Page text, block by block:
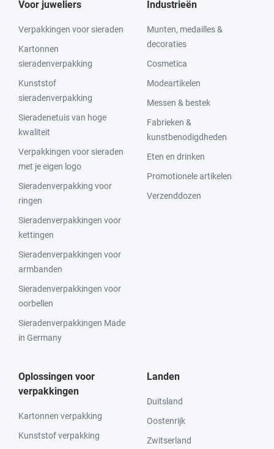
Voor juweliers
Verpakkingen voor sieraden
Kartonnen
sieradenverpakking
Kunststof
sieradenverpakking
Sieradenetuis van hoge
kwaliteit
Verpakkingen voor sieraden
met je eigen logo
Sieradenverpakking voor
ringen
Sieradenverpakkingen voor
kettingen
Sieradenverpakkingen voor
armbanden
Sieradenverpakkingen voor
oorbellen
Sieradenverpakkingen Made
in Germany
Industrieën
Munten, medailles &
decoraties
Cosmetica
Modeartikelen
Messen & bestek
Fabrieken &
kunstbenodigdheden
Eten en drinken
Promotionele artikelen
Verzenddozen
Oplossingen voor
verpakkingen
Kartonnen verpakking
Kunststof verpakking
Landen
Duitsland
Oostenrijk
Zwitserland